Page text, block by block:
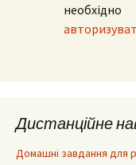
необхідно
Дистанційне
Домашні завдання для